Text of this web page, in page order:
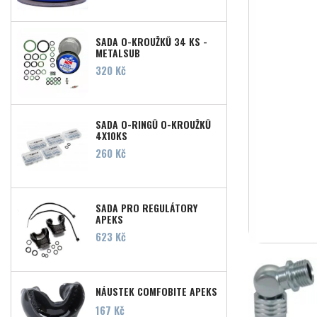
SADA O-KROUŽKŮ 34 KS -
METALSUB
Cena
320 Kč
SADA O-RINGŮ O-KROUŽKŮ
4X10KS
Cena
260 Kč
SADA PRO REGULÁTORY
APEKS
Cena
623 Kč
NÁUSTEK COMFOBITE APEKS
Cena
167 Kč